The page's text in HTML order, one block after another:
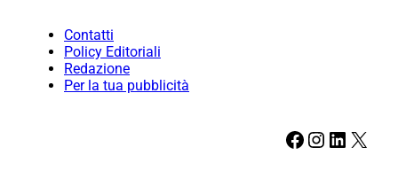
Contatti
Policy Editoriali
Redazione
Per la tua pubblicità
Facebook Instagram LinkedIn X